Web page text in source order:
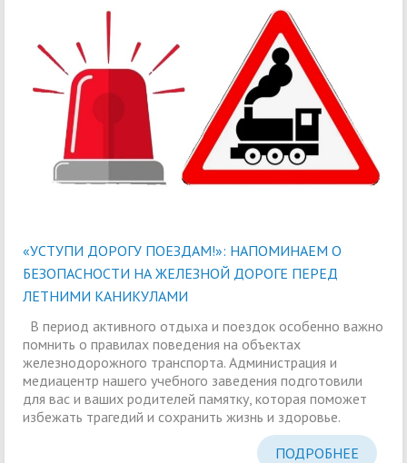
«УСТУПИ ДОРОГУ ПОЕЗДАМ!»: НАПОМИНАЕМ О
БЕЗОПАСНОСТИ НА ЖЕЛЕЗНОЙ ДОРОГЕ ПЕРЕД
ЛЕТНИМИ КАНИКУЛАМИ
В период активного отдыха и поездок особенно важно
помнить о правилах поведения на объектах
железнодорожного транспорта. Администрация и
медиацентр нашего учебного заведения подготовили
для вас и ваших родителей памятку, которая поможет
избежать трагедий и сохранить жизнь и здоровье.
ПОДРОБНЕЕ